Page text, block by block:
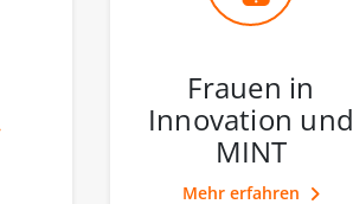
Frauen in
Innovation und
MINT
Mehr erfahren